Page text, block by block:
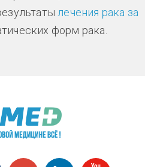
лечения рака за
форм рака.